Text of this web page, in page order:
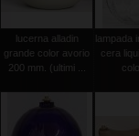
lucerna alladin
grande color avorio
200 mm. (ultimi ...
lampada
cera